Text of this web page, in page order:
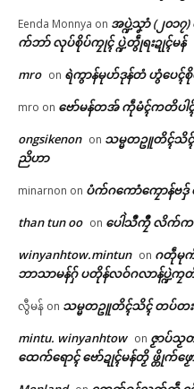
Related
Eenda Monnya on အပ္ဍဲသၞာံ (၂၀၁
က်ဘာ် လုပ်စိုပ်ကၠုၚ် ပ္ဍဲတွဵုရးဍုၚ်မန်
mro on ရဲကွာန်မုဟ်ဒုန်တံ ဟွံပေၚ်
mro on ဗော်မန်တအ် ကဵုမံၚ်ကတိပ
ongsikenon on သမ္မတဥူတိၚ်သိ
ညိဟာ
minarnon on ပံက်ဂကောံကၠောန်ဗဒှ်
than tun oo on ပေါဲသဳကၠဳ လိက်
winyanhtow.mintun on ဂတဵုမု
ဘာသာမန်ဂှ် ပတိုန်လဝ်ဂလာန်ပ္ဍဲ
လွီမန် on သမ္မတဥူတိၚ်သိၚ် တပ်တ
mintu. winyanhtow on ဇၟာပ်သၟ
ထေက်ရောၚ် ဗော်ဍုၚ်မန်တၟိ ဖ္တိုက်ဖၟေ